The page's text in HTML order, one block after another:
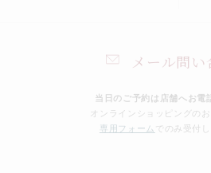
メール問い
当日のご予約は店舗へお電
オンラインショッピングの
専用フォーム
でのみ受付